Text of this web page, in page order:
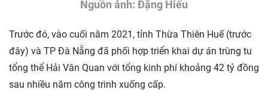
Nguồn ảnh: Đặng Hiếu
Trước đó, vào cuối năm 2021, tỉnh Thừa Thiên Huế (trước
đây) và TP Đà Nẵng đã phối hợp triển khai dự án trùng tu
tổng thể Hải Vân Quan với tổng kinh phí khoảng 42 tỷ đồng
sau nhiều năm công trình xuống cấp.